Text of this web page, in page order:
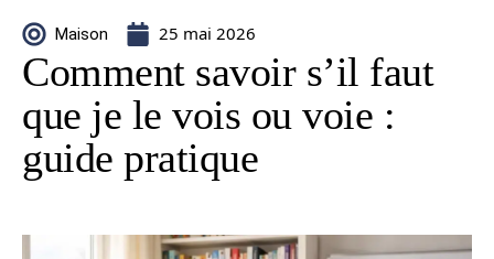
Maison 25 mai 2026
Comment savoir s’il faut
que je le vois ou voie :
guide pratique